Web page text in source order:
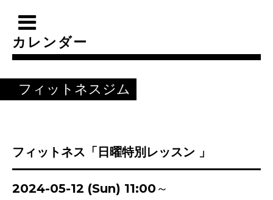
カレンダー
フィットネスジム
フィットネス「日曜特別レッスン 」
2024-05-12 (Sun) 11:00～